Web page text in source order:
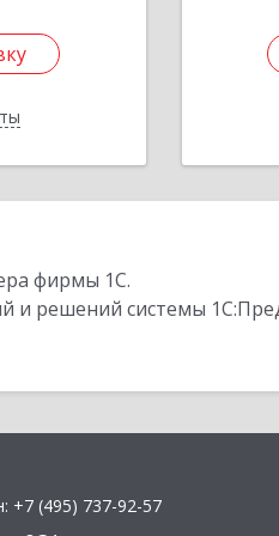
фирмы 1С.
и решений системы
+7 (495) 737-92-57